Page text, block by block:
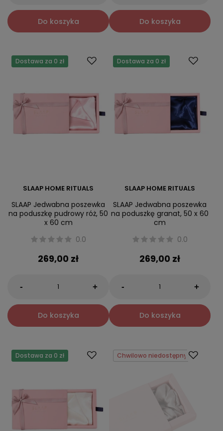
Do koszyka Do koszyka
Dostawa za 0 zł
SLAAP HOME RITUALS
SLAAP Jedwabna poszewka
na poduszkę pudrowy róż, 50
x 60 cm
0.0
269,00 zł
- +
Do koszyka
Dostawa za 0 zł
SLAAP HOME RITUALS
SLAAP Jedwabna poszewka
na poduszkę granat, 50 x 60
cm
0.0
269,00 zł
- +
Do koszyka
Dostawa za 0 zł Chwilowo niedostępny